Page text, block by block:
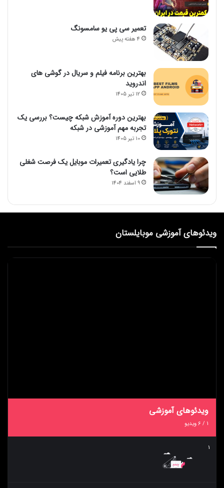
تعمیر سی پی یو سامسونگ
4 هفته پیش
بهترین برنامه فیلم و سریال در گوشی های
اندروید
12 تیر 1405
بهترین دوره آموزش شبکه چیست؟ بررسی یک
تجربه مهم آموزشی در شبکه
10 تیر 1405
چرا یادگیری تعمیرات موبایل یک فرصت شغلی
طلایی است؟
9 اسفند 1404
ویدئوهای آموزشی موبایلستان
ویدئوهای آموزشی
1
/
6ویدیو
1